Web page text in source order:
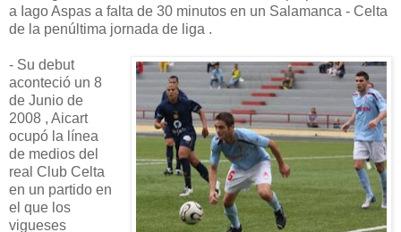
a Iago Aspas a falta de 30 minutos en un Salamanca - Celta
de la penúltima jornada de liga .
- Su debut
aconteció un 8
de Junio de
2008 , Aicart
ocupó la línea
de medios del
real Club Celta
en un partido en
el que los
vigueses